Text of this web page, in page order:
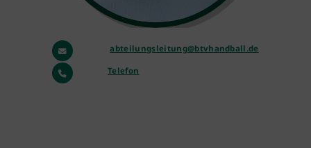
a bteilungsleitung@btvhandball.de
Telefon